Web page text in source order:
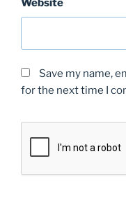
Website
Save my name,
for the next time I